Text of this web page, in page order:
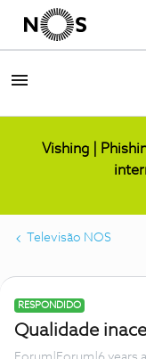
Vishing |
Televisão NOS
RESPONDIDO
Qualidade